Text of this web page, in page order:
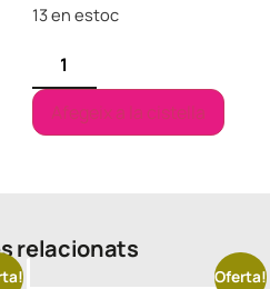
13 en estoc
Afegeix a la cistella
relacionats
Oferta!